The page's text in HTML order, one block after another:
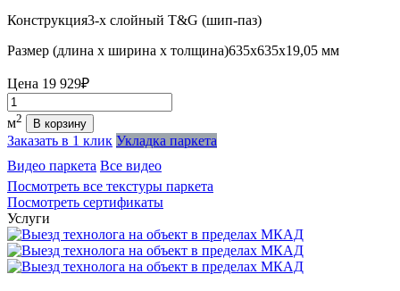
Конструкция3-х слойный T&G (шип-паз)
Размер (длина х ширина х толщина)635х635х19,05 мм
Цена 19 929₽
Количество
м2 В корзину
Заказать в 1 клик Укладка паркета
Видео паркета Все видео
Посмотреть все текстуры паркета
Посмотреть сертификаты
Услуги